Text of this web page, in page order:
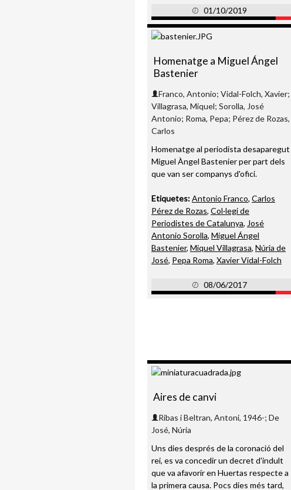
01/10/2019
Homenatge a Miguel Ángel
Bastenier
Franco, Antonio; Vidal-Folch, Xavier;
Villagrasa, Miquel; Sorolla, José
Antonio; Roma, Pepa; Pérez de Rozas,
Carlos
Homenatge al periodista desaparegut
Miguel Àngel Bastenier per part dels
que van ser companys d'ofici.
Etiquetes:Antonio Franco, Carlos
Pérez de Rozas, Col·legi de
Periodistes de Catalunya, José
Antonio Sorolla, Miguel Ángel
Bastenier, Miquel Villagrasa, Núria de
José, Pepa Roma, Xavier Vidal-Folch
08/06/2017
Aires de canvi
Ribas i Beltran, Antoni, 1946-; De
José, Núria
Uns dies després de la coronació del
rei, es va concedir un decret d'indult
que va afavorir en Huertas respecte a
la primera causa. Pocs dies més tard,